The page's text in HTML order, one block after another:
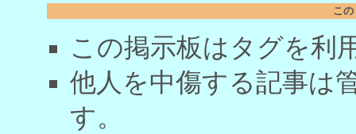
こ
この掲示板はタグを利
他人を中傷する記事は
す。